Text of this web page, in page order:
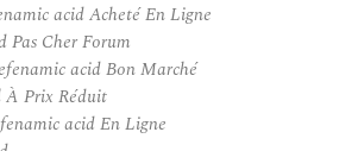
acid Acheté En Ligne
Pas Cher Forum
acid Bon Marché
À Prix Réduit
acid En Ligne